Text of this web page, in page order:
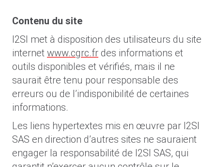
Contenu du site
I2SI met à disposition des utilisateurs du site
internet www.cgrc.fr des informations et
outils disponibles et vérifiés, mais il ne
saurait être tenu pour responsable des
erreurs ou de l’indisponibilité de certaines
informations.
Les liens hypertextes mis en œuvre par I2SI
SAS en direction d’autres sites ne sauraient
engager la responsabilité de I2SI SAS, qui